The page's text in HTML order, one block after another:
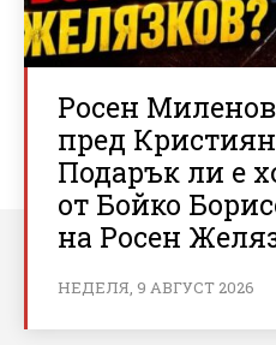
Росен
пред
Подарък ли е
от Бойко
на Росен
НЕДЕЛЯ, 9 АВГУСТ 2026